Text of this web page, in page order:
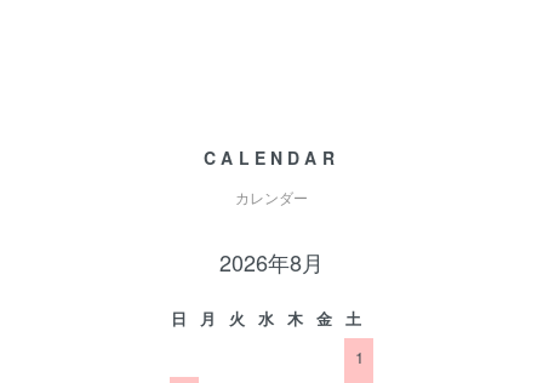
CALENDAR
カレンダー
2026年8月
日 月 火 水 木 金 土
1